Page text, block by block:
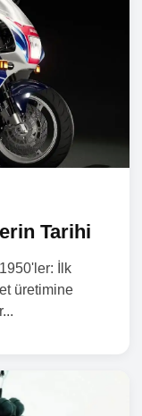
Tarihi
İlk
üretimine